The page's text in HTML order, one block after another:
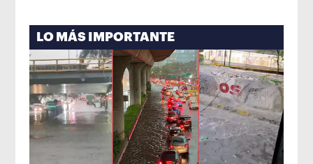
LO MÁS IMPORTANTE